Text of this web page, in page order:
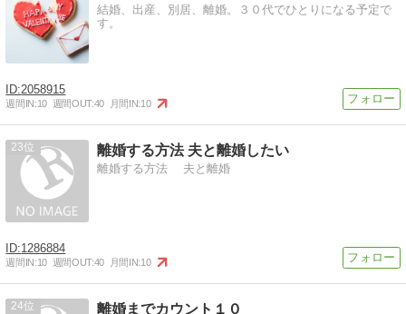
結婚、出産、別居、離婚。３０代でひとりになる予定で
す。
2058915
週間IN:10 週間OUT:40 月間IN:10
23 離婚する方法 夫と離婚したい
離婚する方法 夫と離婚
1286884
週間IN:10 週間OUT:40 月間IN:10
24 離婚までカウント１０